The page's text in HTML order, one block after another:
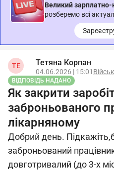
Великий
розберемо всі
ТЕ Тетяна Корпан
04.06.2026 | 15:01
ВІДПОВІДЬ НАДАНО
Як закрити
заброньованого
лікарняному
Добрий день.
заброньований
довготривалий (до 3-х